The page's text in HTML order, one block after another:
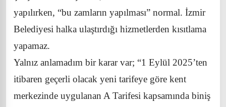
yapılırken, “bu zamların yapılması” normal. İzmir
Belediyesi halka ulaştırdığı hizmetlerden kısıtlama
yapamaz.
Yalnız anlamadım bir karar var; “1 Eylül 2025’ten
itibaren geçerli olacak yeni tarifeye göre kent
merkezinde uygulanan A Tarifesi kapsamında biniş